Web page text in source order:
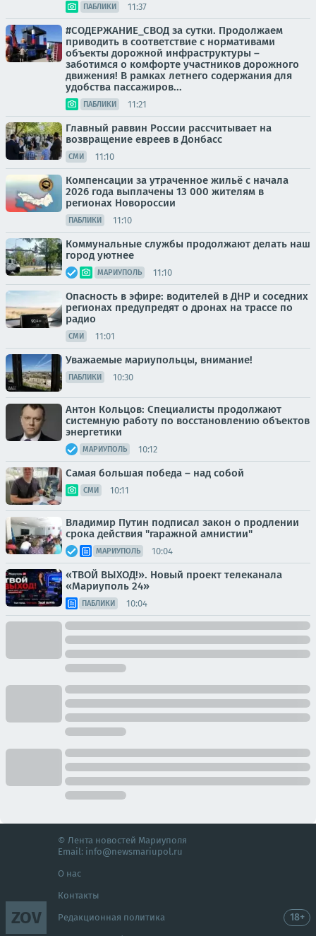
ПАБЛИКИ 11:37
#СОДЕРЖАНИЕ_СВОД за сутки. Продолжаем
приводить в соответствие с нормативами
объекты дорожной инфраструктуры –
заботимся о комфорте участников дорожного
движения! В рамках летнего содержания для
удобства пассажиров...
ПАБЛИКИ 11:21
Главный раввин России рассчитывает на
возвращение евреев в Донбасс
СМИ 11:10
Компенсации за утраченное жильё с начала
2026 года выплачены 13 000 жителям в
регионах Новороссии
ПАБЛИКИ 11:10
Коммунальные службы продолжают делать наш
город уютнее
МАРИУПОЛЬ 11:10
Опасность в эфире: водителей в ДНР и соседних
регионах предупредят о дронах на трассе по
радио
СМИ 11:01
Уважаемые мариупольцы, внимание!
ПАБЛИКИ 10:30
Антон Кольцов: Специалисты продолжают
системную работу по восстановлению объектов
энергетики
МАРИУПОЛЬ 10:12
Самая большая победа – над собой
СМИ 10:11
Владимир Путин подписал закон о продлении
срока действия "гаражной амнистии"
МАРИУПОЛЬ 10:04
«ТВОЙ ВЫХОД!». Новый проект телеканала
«Мариуполь 24»
ПАБЛИКИ 10:04
ZOV
© Лента новостей Мариуполя
Email: info@newsmariupol.ru
О нас
Контакты
Редакционная политика 18+